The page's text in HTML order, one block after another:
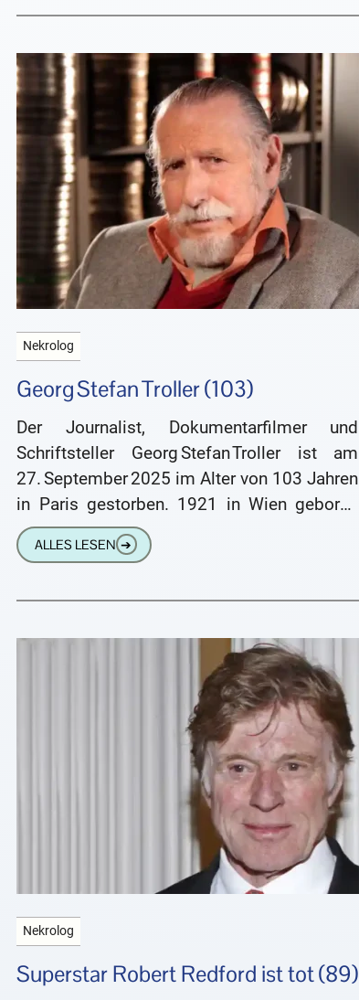
Nekrolog
Georg Stefan Troller (103)
Der Journalist, Dokumentarfilmer und
Schriftsteller Georg Stefan Troller ist am
27. September 2025 im Alter von 103 Jahren
in Paris gestorben. 1921 in Wien geboren
und jüdischer Herkunft, floh er nach dem
„Anschluss“ 1938
ALLES LESEN ➔
Nekrolog
Superstar Robert Redford ist tot (89)